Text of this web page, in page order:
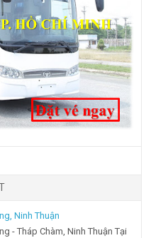
Ninh Thuận
- Tháp Chàm, Ninh Thuận Tại